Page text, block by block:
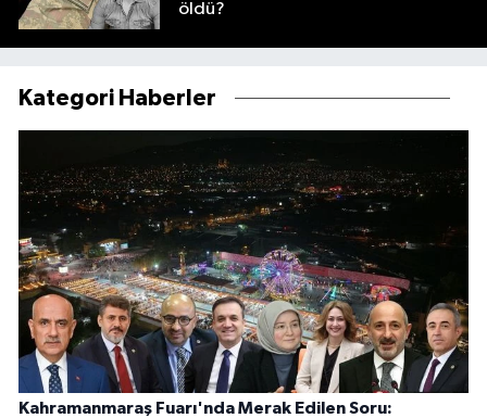
öldü?
Kategori Haberler
Kahramanmaraş Fuarı'nda Merak Edilen Soru: